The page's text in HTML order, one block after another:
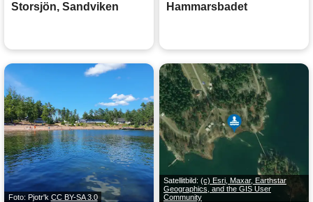
Storsjön, Sandviken Hammarsbadet
Foto: Pjotr'k CC BY-SA 3.0
Satellitbild: (c) Esri, Maxar, Earthstar
Geographics, and the GIS User
Community